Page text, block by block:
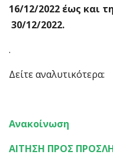
16/12/2022 έως και
30/12/2022.
.
Δείτε αναλυτικότερα:
Ανακοίνωση
ΑΙΤΗΣΗ ΠΡΟΣ